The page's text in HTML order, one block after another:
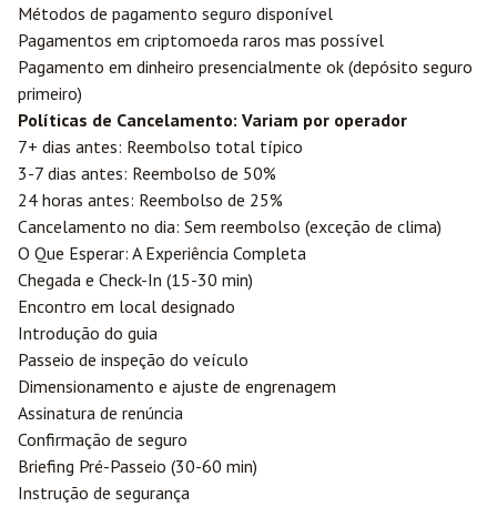
Métodos de pagamento seguro disponível
Pagamentos em criptomoeda raros mas possível
Pagamento em dinheiro presencialmente ok (depósito seguro
primeiro)
Políticas de Cancelamento: Variam por operador
7+ dias antes: Reembolso total típico
3-7 dias antes: Reembolso de 50%
24 horas antes: Reembolso de 25%
Cancelamento no dia: Sem reembolso (exceção de clima)
O Que Esperar: A Experiência Completa
Chegada e Check-In (15-30 min)
Encontro em local designado
Introdução do guia
Passeio de inspeção do veículo
Dimensionamento e ajuste de engrenagem
Assinatura de renúncia
Confirmação de seguro
Briefing Pré-Passeio (30-60 min)
Instrução de segurança